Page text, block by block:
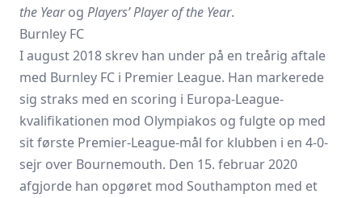
the Yearog Players’ Player of the Year.
Burnley FC
I august 2018 skrev han under på en treårig aftale
med Burnley FC i Premier League. Han markerede
sig straks med en scoring i Europa-League-
kvalifikationen mod Olympiakos og fulgte op med
sit første Premier-League-mål for klubben i en 4-0-
sejr over Bournemouth. Den 15. februar 2020
afgjorde han opgøret mod Southampton med et